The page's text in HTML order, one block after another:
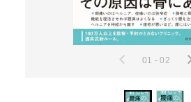
01 - 02